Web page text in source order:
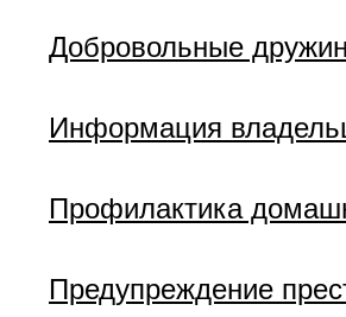
Добровольные
Информация
Профилактика
Предупреждение